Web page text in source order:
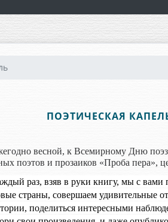
ПОЭТИЧЕСКАЯ
весной, к Всемирному Дню
поэтов и прозаиков «Проба пера»,
раз, взяв в руки книгу, мы с
страны, совершаем удивительные
поделиться интересными